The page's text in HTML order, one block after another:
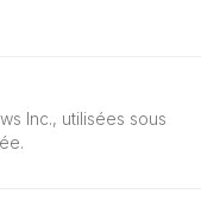
Inc., utilisées sous